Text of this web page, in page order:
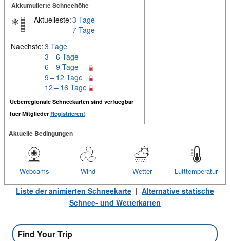
Akkumulierte Schneehöhe
Aktuelleste:3 Tage
7 Tage
Naechste:3 Tage
3 – 6 Tage
6 – 9 Tage
9 – 12 Tage
12 – 16 Tage
Ueberregionale Schneekarten sind verfuegbar
fuer Mitglieder Registrieren!
Aktuelle Bedingungen
Lufttemperatur
Wetter
Wind
Webcams
Liste der animierten Schneekarte | Alternative statische
Schnee- und Wetterkarten
Find Your Trip